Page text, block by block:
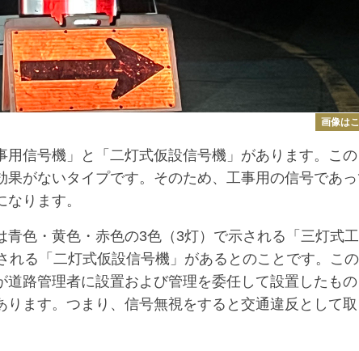
画像は
信号機」と「二灯式仮設信号機」があります。こ
がないタイプです。そのため、工事用の信号であ
ります。
色・黄色・赤色の3色（3灯）で示される「三灯式
れる「二灯式仮設信号機」があるとのことです。こ
路管理者に設置および管理を委任して設置したも
ます。つまり、信号無視をすると交通違反として